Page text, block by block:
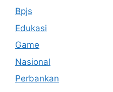
Bpjs
Edukasi
Game
Nasional
Perbankan